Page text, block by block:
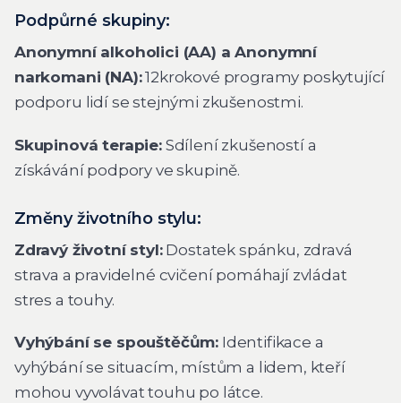
Podpůrné skupiny:
Anonymní alkoholici (AA) a Anonymní
narkomani (NA):12krokové programy poskytující
podporu lidí se stejnými zkušenostmi.
Skupinová terapie:Sdílení zkušeností a
získávání podpory ve skupině.
Změny životního stylu:
Zdravý životní styl:Dostatek spánku, zdravá
strava a pravidelné cvičení pomáhají zvládat
stres a touhy.
Vyhýbání se spouštěčům: Identifikace a
vyhýbání se situacím, místům a lidem, kteří
mohou vyvolávat touhu po látce.